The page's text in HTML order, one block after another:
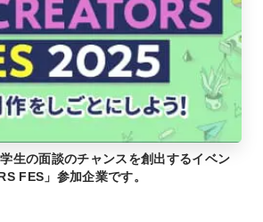
生の面談のチャンスを創出するイベン
FES」参加企業です。